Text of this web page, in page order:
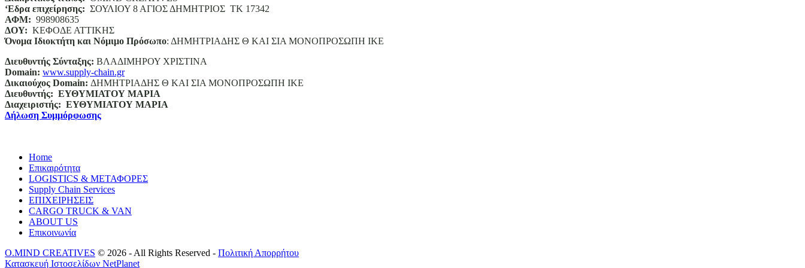
‘Eδρα επιχείρησης: ΣΟΥΛΙΟΥ 8 ΑΓΙΟΣ ΔΗΜΗΤΡΙΟΣ ΤΚ 17342
ΑΦΜ: 998908635
ΔΟΥ: ΚΕΦΟΔΕ ΑΤΤΙΚΗΣ
Όνομα Ιδιοκτήτη και Νόμιμο Πρόσωπο: ΔΗΜΗΤΡΙΑΔΗΣ Θ ΚΑΙ ΣΙΑ ΜΟΝΟΠΡΟΣΩΠΗ ΙΚΕ
Διευθυντής Σύνταξης: ΒΛΑΔΙΜΗΡΟΥ ΧΡΙΣΤΙΝΑ
Domain: www.supply-chain.gr
Δικαιούχος Domain: ΔΗΜΗΤΡΙΑΔΗΣ Θ ΚΑΙ ΣΙΑ ΜΟΝΟΠΡΟΣΩΠΗ ΙΚΕ
Διευθυντής: ΕΥΘΥΜΙΑΤΟΥ ΜΑΡΙΑ
Διαχειριστής: ΕΥΘΥΜΙΑΤΟΥ ΜΑΡΙΑ
Δήλωση Συμμόρφωσης
Home
Επικαιρότητα
LOGISTICS & ΜΕΤΑΦΟΡΕΣ
Supply Chain Services
ΕΠΙΧΕΙΡΗΣΕΙΣ
CARGO TRUCK & VAN
ABOUT US
Επικοινωνία
O.MIND CREATIVES © 2026 - All Rights Reserved - Πολιτική Απορρήτου
Κατασκευή Ιστοσελίδων NetPlanet